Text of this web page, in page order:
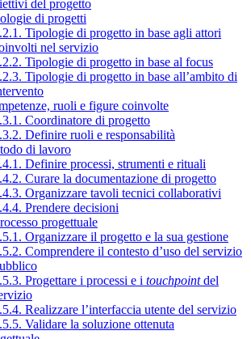
del progetto
di progetti
Tipologie di progetto in base agli attori
nel servizio
Tipologie di progetto in base al focus
Tipologie di progetto in base all’ambito di
ruoli e figure coinvolte
Coordinatore di progetto
Definire ruoli e responsabilità
di lavoro
Definire processi, strumenti e rituali
Curare la documentazione di progetto
Organizzare tavoli tecnici collaborativi
Prendere decisioni
progettuale
Organizzare il progetto e la sua gestione
Comprendere il contesto d’uso del servizio
Progettare i processi e i touchpointdel
Realizzare l’interfaccia utente del servizio
Validare la soluzione ottenuta